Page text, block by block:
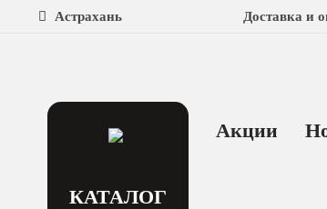
Астрахань Доставка и
КАТАЛОГ
Акции